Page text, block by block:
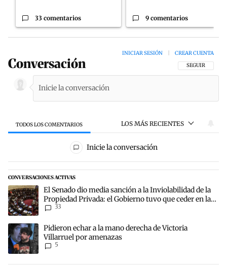
33 comentarios 9 comentarios
Conversación SIGA ESTA
SEGUIR
INICIAR SESIÓN CREAR CUENTA
TODOS LOS COMENTARIOS LOS MÁS RECIENTES
Todos los comentarios
Inicie la conversación
CONVERSACIONES ACTIVAS
Este listado muestra los artículos con más comentarios en los
Un artículo de tendencia con el título "El Senado dio media
El Senado dio media sanción a la Inviolabilidad de la
Propiedad Privada: el Gobierno tuvo que ceder en la
Ley del Manejo del Fuego
33
Un artículo de tendencia con el título "Pidieron echar a la mano
Pidieron echar a la mano derecha de Victoria
Villarruel por amenazas
5